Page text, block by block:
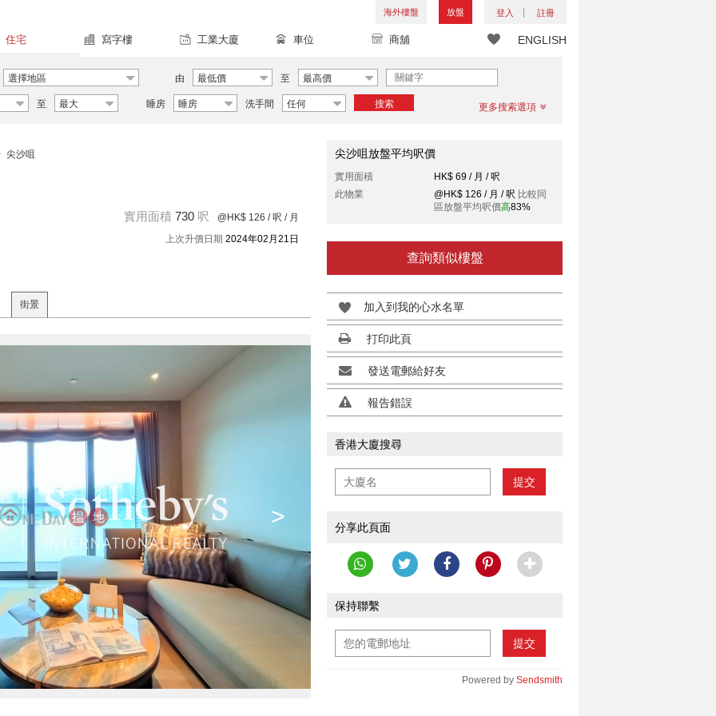
海外樓盤 放盤 登入 註冊
ENGLISH
住宅 寫字樓 工業大廈 車位 商舖
選擇地區 由 最低價 至 最高價
至 最大 睡房 睡房 洗手間 任何 搜索 更多搜索選項
尖沙咀
實用面積 730 呎 @HK$ 126 / 呎 / 月
上次升價日期 2024年02月21日
街景
>
尖沙咀放盤平均呎價
實用面積
HK$ 69 / 月 / 呎
此物業
@HK$ 126 / 月 / 呎 比較同
區放盤平均呎價高83%
查詢類似樓盤
加入到我的心水名單
打印此頁
發送電郵給好友
報告錯誤
香港大廈搜尋
提交
分享此頁面
保持聯繫
提交
Powered by Sendsmith